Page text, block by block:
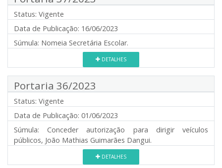
Status: Vigente
Data de Publicação: 16/06/2023
Súmula: Nomeia Secretária Escolar.
DETALHES
Portaria 36/2023
Status: Vigente
Data de Publicação: 01/06/2023
Súmula: Conceder autorização para dirigir veículos
públicos, João Mathias Guimarães Dangui.
DETALHES